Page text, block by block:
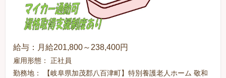
給与：月給201,800～238,400円
雇用形態： 正社員
勤務地： 【岐阜県加茂郡八百津町】特別養護老人ホーム 敬和